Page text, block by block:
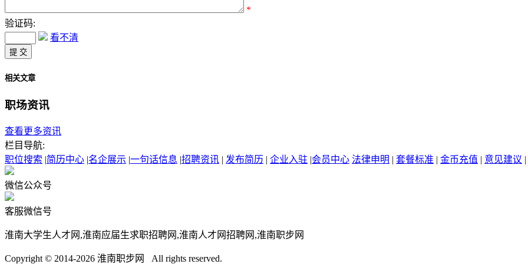
*
验证码:
看不清
相关文章
职场资讯
查看更多资讯
栏目导航:
职位搜索 |简历中心 |名企展示 |一句话信息 |招聘资讯 | 发布简历 | 企业入驻 |会员中心 法律申明 | 套餐标准 | 金币充值 | 意见建议 |
微信公众号
客服微信号
淮南大学生人才网,淮南应届生求职招聘网,淮南人才网招聘网,淮南职步网
Copyright © 2014-2026 淮南职步网 All rights reserved.